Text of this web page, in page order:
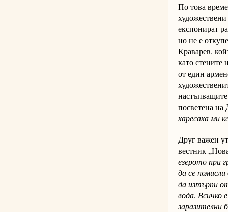
По това
експонират
но не е
Краварев,
като стените
от един
посветена
харесаха ми
Друг важен
вестник
езерото при
да се
да изтърпи
вода. Всичко
заразителни